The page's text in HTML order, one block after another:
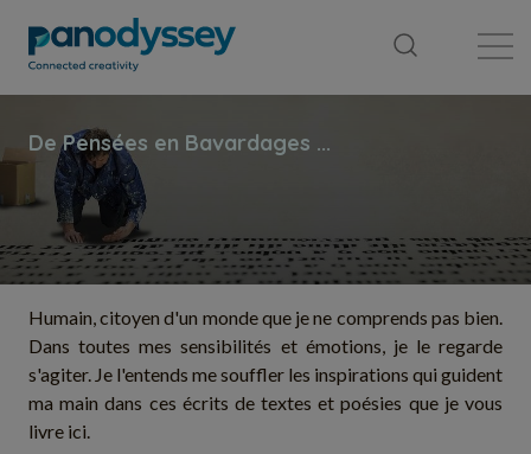
Humain, citoyen d'un monde que je ne comprends pas bien.
Dans toutes mes sensibilités et émotions, je le regarde
s'agiter. Je l'entends me souffler les inspirations qui guident
ma main dans ces écrits de textes et poésies que je vous
livre ici.